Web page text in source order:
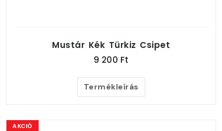
Mustár Kék Türkiz Csipet
9 200 Ft
Termékleírás
AKCIÓ